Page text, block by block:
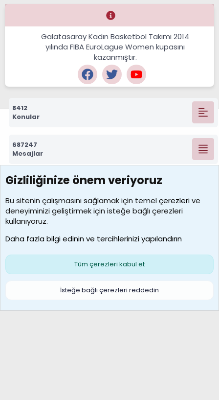
Galatasaray Kadın Basketbol Takımı 2014
yılında FIBA EuroLague Women kupasını
kazanmıştır.
8412
Konular
687247
Mesajlar
7388
Kullanıcılar
borabekirogluu
Son üye
Çerezler
S
Gizliliğinize önem veriyoruz
Bu sitenin çalışmasını sağlamak için temelçerezlerive
deneyiminizi geliştirmek için isteğe bağlı çerezleri
kullanıyoruz.
Daha fazla bilgi edinin ve tercihlerinizi yapılandırın
Tüm çerezleri kabul et
İsteğe bağlı çerezleri reddedin